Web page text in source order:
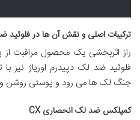
ترکیبات اصلی و نقش آن ها در فلوئید
راز اثربخشی یک محصول مراقبت
فلوئید ضد لک دپیدرم اوریاژ نیز با
جنگ لک ها می رود و پوستی روشن و
کمپلکس ضد لک انحصاری CX